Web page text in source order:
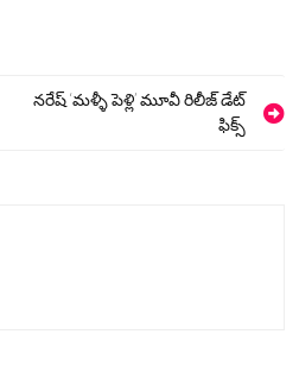
నరేష్ ‘మళ్ళీ పెళ్లి’ మూవీ రిలీజ్ డేట్
ఫిక్స్